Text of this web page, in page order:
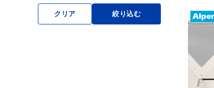
クリア 絞り込む